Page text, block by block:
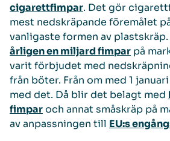
cigarettfimpar. Det gör
mest nedskräpande föremålet
vanligaste formen av plastskräp.
årligen en miljard fimpar på
varit förbjudet med
från böter. Från om med 1
med det. Då blir det belagt med
fimparoch annat småskräp på
av anpassningen till EU:s